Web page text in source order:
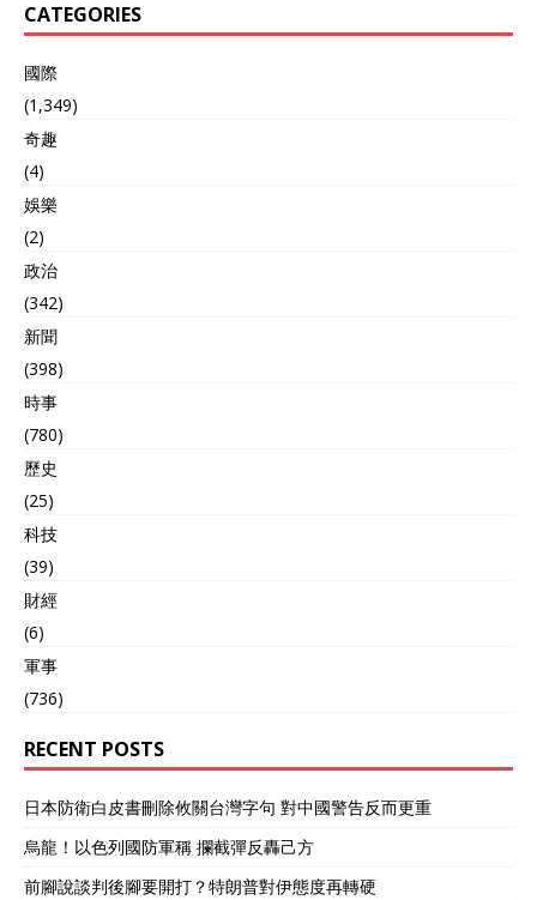
CATEGORIES
國際
(1,349)
奇趣
(4)
娛樂
(2)
政治
(342)
新聞
(398)
時事
(780)
歷史
(25)
科技
(39)
財經
(6)
軍事
(736)
RECENT POSTS
日本防衛白皮書刪除攸關台灣字句 對中國警告反而更重
烏龍！以色列國防軍稱 攔截彈反轟己方
前腳說談判後腳要開打？特朗普對伊態度再轉硬